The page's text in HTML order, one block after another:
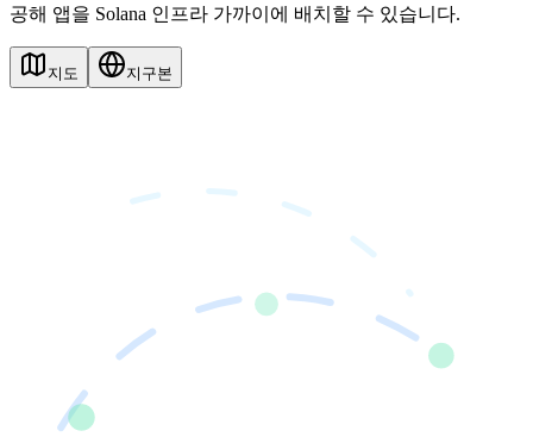
공해 앱을 Solana 인프라 가까이에 배치할 수 있습니다.
지도 지구본